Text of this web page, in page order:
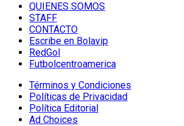
QUIENES SOMOS
STAFF
CONTACTO
Escribe en Bolavip
RedGol
Futbolcentroamerica
Términos y Condiciones
Políticas de Privacidad
Política Editorial
Ad Choices